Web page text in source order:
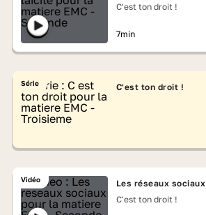
C'est ton droit !
7min
Série C'est ton droit !
Vidéo
Les réseaux sociaux
C'est ton droit !